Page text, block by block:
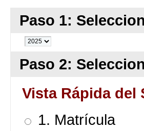
Paso 1:
Paso 2:
Vista Rápida del
1. Matrícula